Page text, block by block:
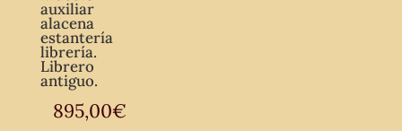
auxiliar
alacena
estantería
librería.
Librero
antiguo.
895,00€